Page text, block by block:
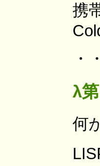
携
・
λ
何